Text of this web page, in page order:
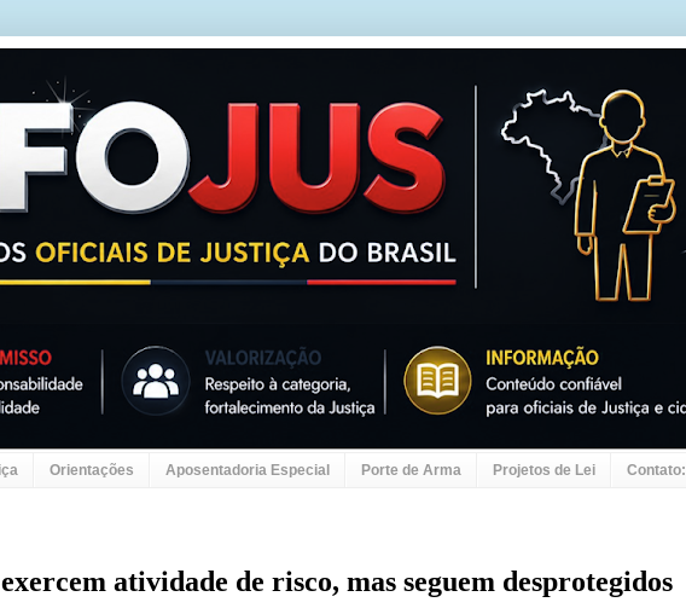
Orientações Aposentadoria Especial Porte de Arma Projetos de Lei Contato:
atividade de risco, mas seguem desprotegidos